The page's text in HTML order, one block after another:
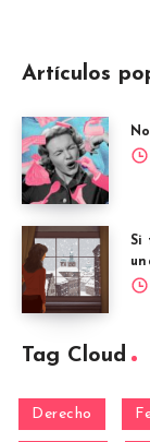
Artículos
Si
Tag Cloud
Derecho